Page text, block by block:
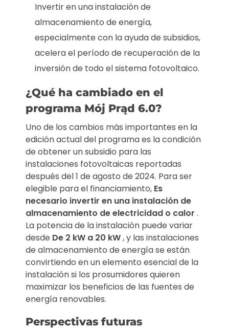
Invertir en una instalación de
almacenamiento de energía,
especialmente con la ayuda de subsidios,
acelera el período de recuperación de la
inversión de todo el sistema fotovoltaico.
¿Qué ha cambiado en el
programa Mój Prąd 6.0?
Uno de los cambios más importantes en la
edición actual del programa es la condición
de obtener un subsidio para las
instalaciones fotovoltaicas reportadas
después del 1 de agosto de 2024. Para ser
elegible para el financiamiento, Es
necesario invertir en una instalación de
almacenamiento de electricidad o calor .
La potencia de la instalación puede variar
desde De 2 kW a 20 kW, y las instalaciones
de almacenamiento de energía se están
convirtiendo en un elemento esencial de la
instalación si los prosumidores quieren
maximizar los beneficios de las fuentes de
energía renovables.
Perspectivas futuras